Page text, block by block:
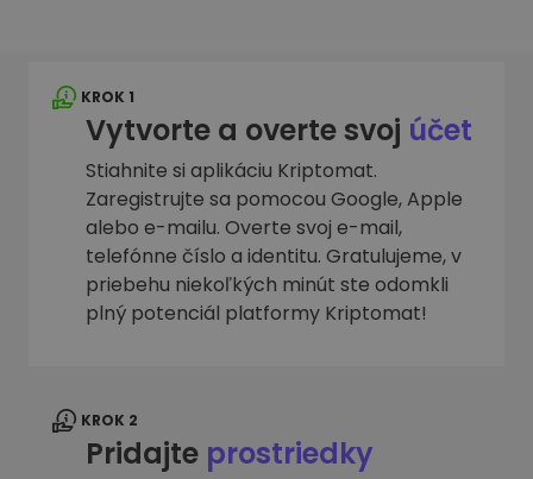
KROK 1
Vytvorte a overte svoj účet
Stiahnite si aplikáciu Kriptomat.
Zaregistrujte sa pomocou Google, Apple
alebo e-mailu. Overte svoj e-mail,
telefónne číslo a identitu. Gratulujeme, v
priebehu niekoľkých minút ste odomkli
plný potenciál platformy Kriptomat!
KROK 2
Pridajte prostriedky